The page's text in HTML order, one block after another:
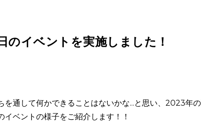
のイベントを実施しました！
を通して何かできることはないかな...と思い、2023年
イベントの様子をご紹介します！！